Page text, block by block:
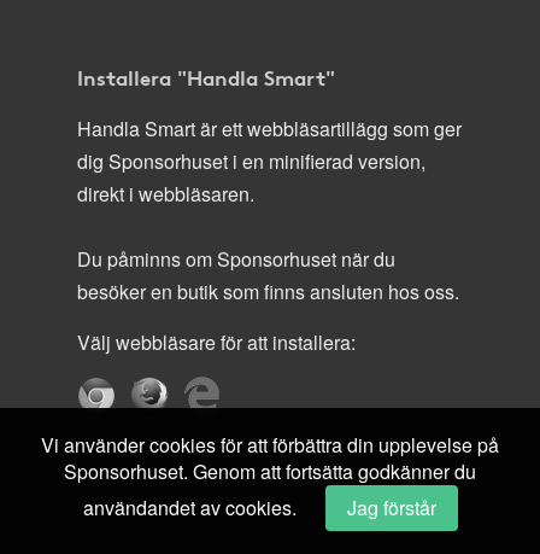
Installera "Handla Smart"
Handla Smart är ett webbläsartillägg som ger
dig Sponsorhuset i en minifierad version,
direkt i webbläsaren.
Du påminns om Sponsorhuset när du
besöker en butik som finns ansluten hos oss.
Välj webbläsare för att installera:
Vi använder cookies för att förbättra din upplevelse på
Sponsorhuset. Genom att fortsätta godkänner du
användandet av cookies.
Jag förstår